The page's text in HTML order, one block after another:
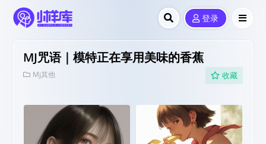
登录
MJ咒语｜模特正在享用美味的香蕉
Mj其他 收藏